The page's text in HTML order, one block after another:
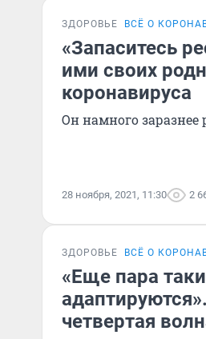
ЗДОРОВЬЕ ВСЁ О
«Запаситесь
ими своих
коронавируса
Он намного заразнее
28 ноября, 2021, 11:30 2
ЗДОРОВЬЕ ВСЁ О
«Еще пара
четвертая